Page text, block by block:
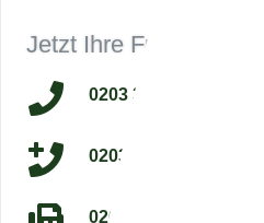
Jetzt Ihre Frage stellen:
0203 331410
0203 331410
0203 2898133